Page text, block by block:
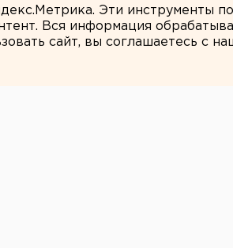
Эти инструменты
Вся информация
сайт, вы соглашаетесь с